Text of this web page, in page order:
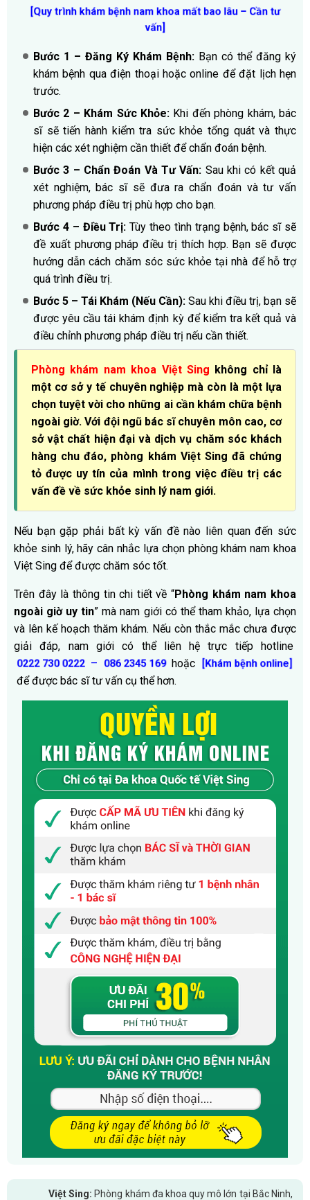
[Quy trình khám bệnh nam khoa mất bao lâu – Cần tư
vấn]
Bước 1 – Đăng Ký Khám Bệnh: Bạn có thể đăng ký
khám bệnh qua điện thoại hoặc online để đặt lịch hẹn
trước.
Bước 2 – Khám Sức Khỏe: Khi đến phòng khám, bác
sĩ sẽ tiến hành kiểm tra sức khỏe tổng quát và thực
hiện các xét nghiệm cần thiết để chẩn đoán bệnh.
Bước 3 – Chẩn Đoán Và Tư Vấn: Sau khi có kết quả
xét nghiệm, bác sĩ sẽ đưa ra chẩn đoán và tư vấn
phương pháp điều trị phù hợp cho bạn.
Bước 4 – Điều Trị:Tùy theo tình trạng bệnh, bác sĩ sẽ
đề xuất phương pháp điều trị thích hợp. Bạn sẽ được
hướng dẫn cách chăm sóc sức khỏe tại nhà để hỗ trợ
quá trình điều trị.
Bước 5 – Tái Khám (Nếu Cần): Sau khi điều trị, bạn sẽ
được yêu cầu tái khám định kỳ để kiểm tra kết quả và
điều chỉnh phương pháp điều trị nếu cần thiết.
Phòng khám nam khoa Việt Sing không chỉ là
một cơ sở y tế chuyên nghiệp mà còn là một lựa
chọn tuyệt vời cho những ai cần khám chữa bệnh
ngoài giờ. Với đội ngũ bác sĩ chuyên môn cao, cơ
sở vật chất hiện đại và dịch vụ chăm sóc khách
hàng chu đáo, phòng khám Việt Sing đã chứng
tỏ được uy tín của mình trong việc điều trị các
vấn đề về sức khỏe sinh lý nam giới.
Nếu bạn gặp phải bất kỳ vấn đề nào liên quan đến sức
khỏe sinh lý, hãy cân nhắc lựa chọn phòng khám nam khoa
Việt Sing để được chăm sóc tốt.
Trên đây là thông tin chi tiết về “Phòng khám nam khoa
ngoài giờ uy tin” mà nam giới có thể tham khảo, lựa chọn
và lên kế hoạch thăm khám. Nếu còn thắc mắc chưa được
giải đáp, nam giới có thể liên hệ trực tiếp hotline
0222 730 0222 – 086 2345 169 hoặc [Khám bệnh online]
để được bác sĩ tư vấn cụ thể hơn.
Việt Sing: Phòng khám đa khoa quy mô lớn tại Bắc Ninh,